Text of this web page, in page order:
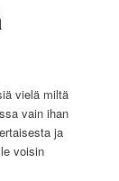
vielä miltä
vain ihan
ja
voisin